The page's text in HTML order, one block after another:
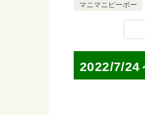
マニマニピーポー
2022/7/24